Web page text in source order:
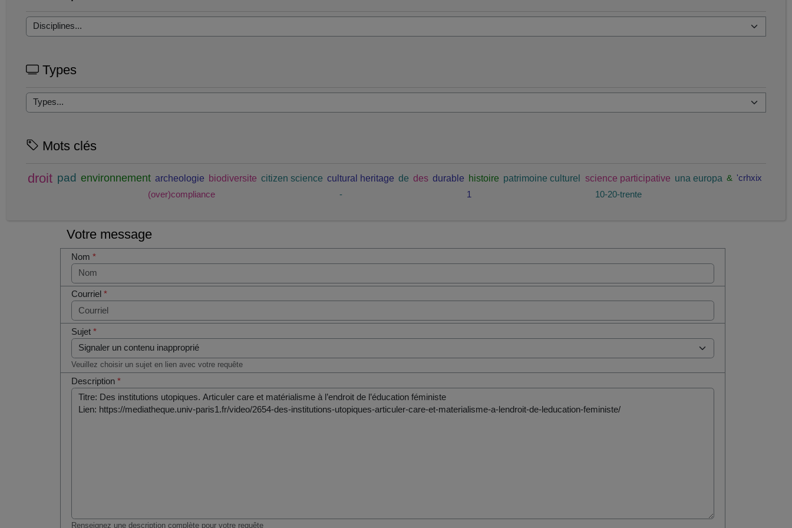
Types
Mots clés
droit pad environnement archeologie biodiversite citizen science cultural heritage de des durable histoire patrimoine culturel science participative una europa & 'crhxix
(over)compliance
- 1 10-20-trente
Votre message
Nom*
Courriel*
Sujet*
Veuillez choisir un sujet en lien avec votre requête
Description*
Renseignez une description complète pour votre requête